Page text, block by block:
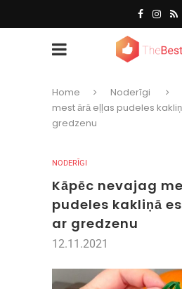
Home Noderīgi
mest ārā eļļas pudeles
gredzenu
NODERĪGI
Kāpēc nevajag
pudeles kakliņā
ar gredzenu
12.11.2021